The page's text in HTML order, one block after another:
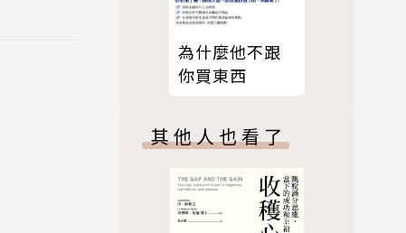
為什麼他不跟
你買東西
其他人也看了